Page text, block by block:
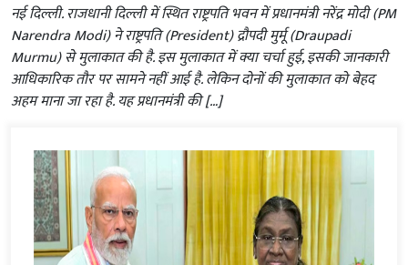
नई दिल्ली. राजधानी दिल्ली में स्थित राष्ट्रपति भवन में प्रधानमंत्री नरेंद्र मोदी (PM
Narendra Modi) ने राष्ट्रपति (President) द्रौपदी मुर्मू (Draupadi
Murmu) से मुलाकात की है. इस मुलाकात में क्या चर्चा हुई, इसकी जानकारी
आधिकारिक तौर पर सामने नहीं आई है. लेकिन दोनों की मुलाकात को बेहद
अहम माना जा रहा है. यह प्रधानमंत्री की […]